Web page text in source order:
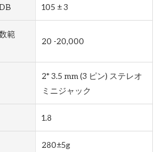
105 ± 3
範
20 -20,000
2* 3.5 mm (3 ピン) ステレオ
ミニジャック
1.8
280±5g